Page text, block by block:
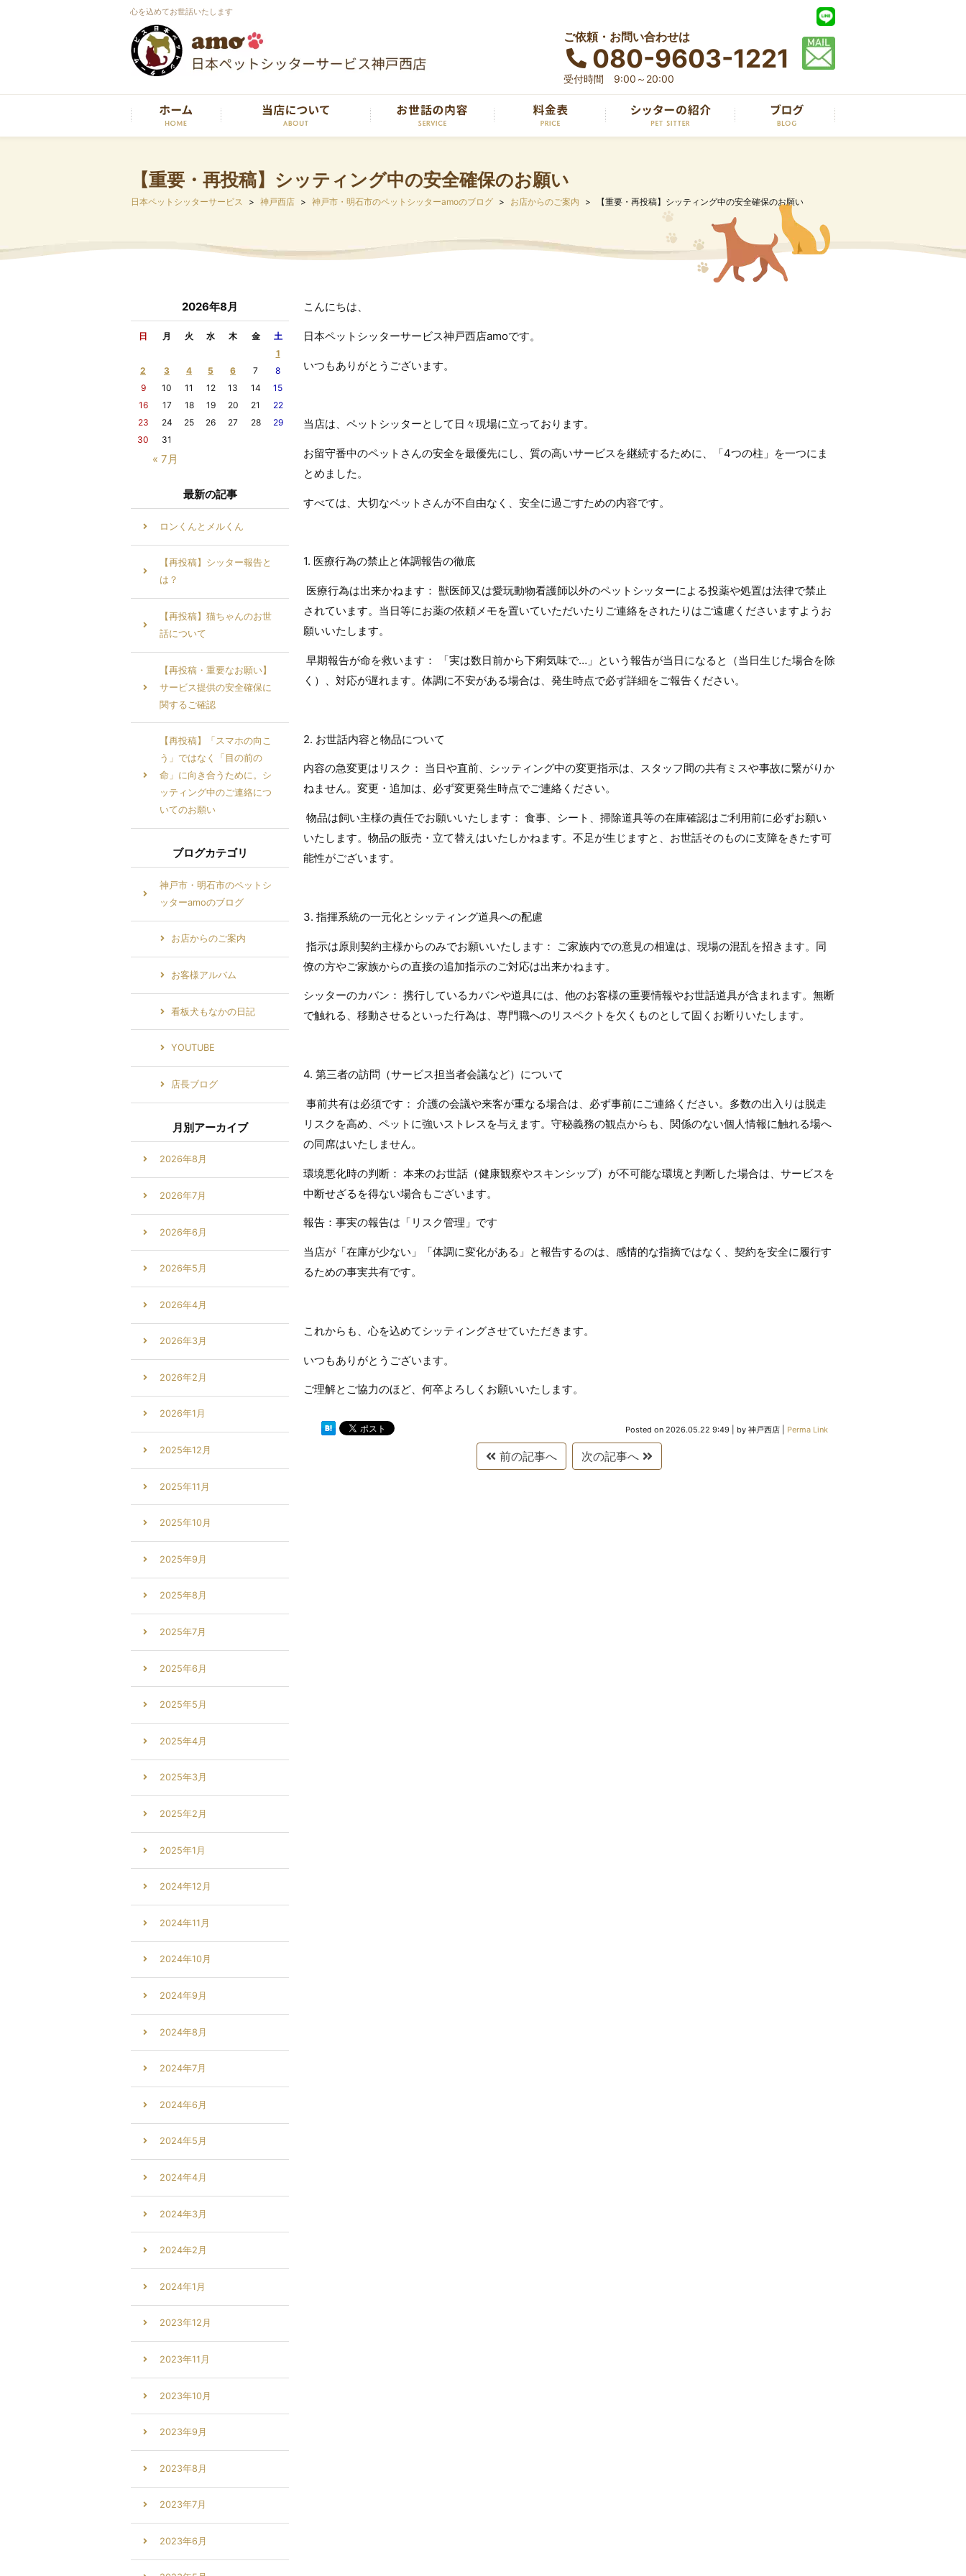
心を込めてお世話いたします
ご依頼・お問い合わせは
080-9603-1221
受付時間 9:00～20:00
【重要・再投稿】シッティング中の安全確保のお願い
日本ペットシッターサービス 神戸西店 神戸市・明石市のペットシッターamoのブログ お店からのご案内 【重要・再投稿】シッティング中の安全確保のお願い
こんにちは、
日本ペットシッターサービス神戸西店amoです。
いつもありがとうございます。
当店は、ペットシッターとして日々現場に立っております。
お留守番中のペットさんの安全を最優先にし、質の高いサービスを継続するために、「4つの柱」を一つにま
とめました。
すべては、大切なペットさんが不自由なく、安全に過ごすための内容です。
1. 医療行為の禁止と体調報告の徹底
医療行為は出来かねます： 獣医師又は愛玩動物看護師以外のペットシッターによる投薬や処置は法律で禁止
されています。当日等にお薬の依頼メモを置いていただいたりご連絡をされたりはご遠慮くださいますようお
願いいたします。
早期報告が命を救います： 「実は数日前から下痢気味で…」という報告が当日になると（当日生じた場合を除
く）、対応が遅れます。体調に不安がある場合は、発生時点で必ず詳細をご報告ください。
2. お世話内容と物品について
内容の急変更はリスク： 当日や直前、シッティング中の変更指示は、スタッフ間の共有ミスや事故に繋がりか
ねません。変更・追加は、必ず変更発生時点でご連絡ください。
物品は飼い主様の責任でお願いいたします： 食事、シート、掃除道具等の在庫確認はご利用前に必ずお願い
いたします。物品の販売・立て替えはいたしかねます。不足が生じますと、お世話そのものに支障をきたす可
能性がございます。
3. 指揮系統の一元化とシッティング道具への配慮
指示は原則契約主様からのみでお願いいたします： ご家族内での意見の相違は、現場の混乱を招きます。同
僚の方やご家族からの直接の追加指示のご対応は出来かねます。
シッターのカバン： 携行しているカバンや道具には、他のお客様の重要情報やお世話道具が含まれます。無断
で触れる、移動させるといった行為は、専門職へのリスペクトを欠くものとして固くお断りいたします。
4. 第三者の訪問（サービス担当者会議など）について
事前共有は必須です： 介護の会議や来客が重なる場合は、必ず事前にご連絡ください。多数の出入りは脱走
リスクを高め、ペットに強いストレスを与えます。守秘義務の観点からも、関係のない個人情報に触れる場へ
の同席はいたしません。
環境悪化時の判断： 本来のお世話（健康観察やスキンシップ）が不可能な環境と判断した場合は、サービスを
中断せざるを得ない場合もございます。
報告：事実の報告は「リスク管理」です
当店が「在庫が少ない」「体調に変化がある」と報告するのは、感情的な指摘ではなく、契約を安全に履行す
るための事実共有です。
これからも、心を込めてシッティングさせていただきます。
いつもありがとうございます。
ご理解とご協力のほど、何卒よろしくお願いいたします。
Posted on 2026.05.22 9:49 by 神戸西店 Perma Link
前の記事へ 次の記事へ
2026年8月
日 月 火 水 木 金 土
« 7月
1
2
3 4 5 6 7
8
9
10 11 12 13 14
15
16
17 18 19 20 21
22
23
24 25 26 27 28
29
30
31
最新の記事
ロンくんとメルくん
【再投稿】シッター報告と
は？
【再投稿】猫ちゃんのお世
話について
【再投稿・重要なお願い】
サービス提供の安全確保に
関するご確認
【再投稿】「スマホの向こ
う」ではなく「目の前の
命」に向き合うために。シ
ッティング中のご連絡につ
いてのお願い
ブログカテゴリ
神戸市・明石市のペットシ
ッターamoのブログ
お店からのご案内
お客様アルバム
看板犬もなかの日記
YOUTUBE
店長ブログ
月別アーカイブ
2026年8月
2026年7月
2026年6月
2026年5月
2026年4月
2026年3月
2026年2月
2026年1月
2025年12月
2025年11月
2025年10月
2025年9月
2025年8月
2025年7月
2025年6月
2025年5月
2025年4月
2025年3月
2025年2月
2025年1月
2024年12月
2024年11月
2024年10月
2024年9月
2024年8月
2024年7月
2024年6月
2024年5月
2024年4月
2024年3月
2024年2月
2024年1月
2023年12月
2023年11月
2023年10月
2023年9月
2023年8月
2023年7月
2023年6月